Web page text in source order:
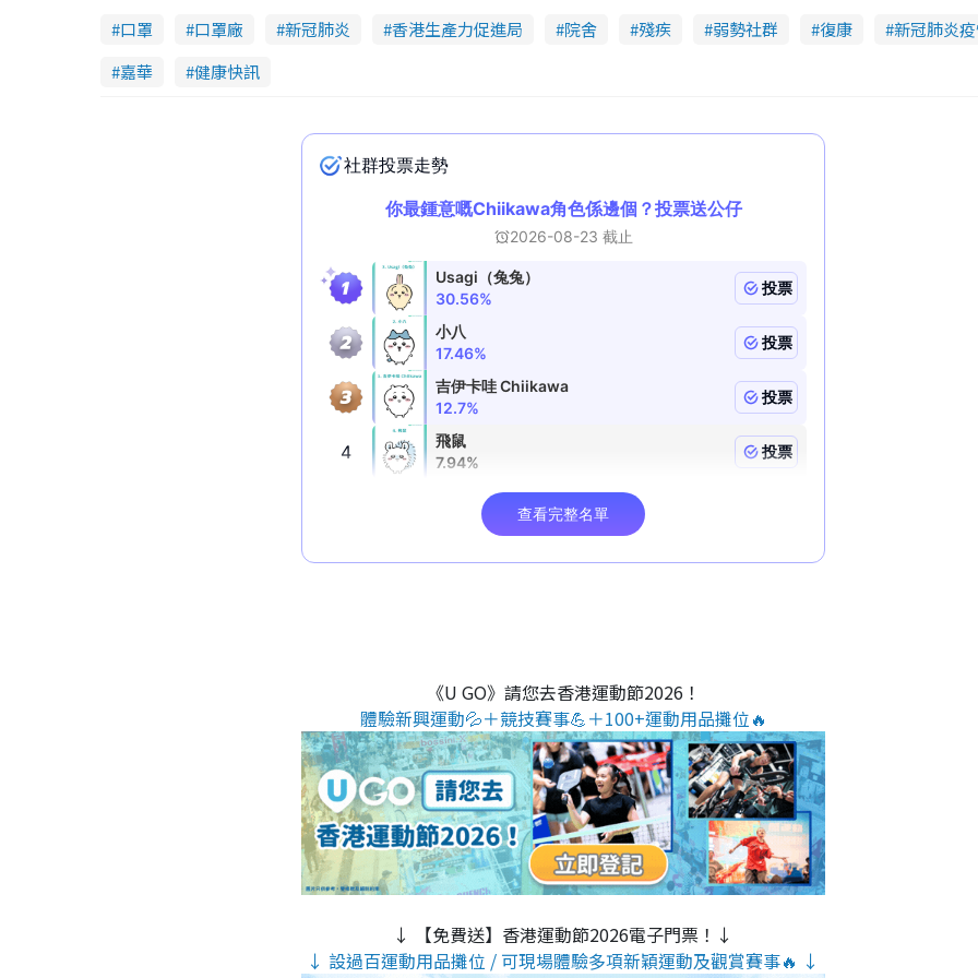
口罩 口罩廠 新冠肺炎 香港生產力促進局 院舍 殘疾 弱勢社群 復康
新冠肺炎
嘉華
健康快訊
《U GO》請您去香港運動節2026！
體驗新興運動💦＋競技賽事💪＋100+運動用品攤位🔥
↓ 【免費送】香港運動節2026電子門票！↓
↓ 設過百運動用品攤位 / 可現場體驗多項新穎運動及觀賞賽事🔥 ↓